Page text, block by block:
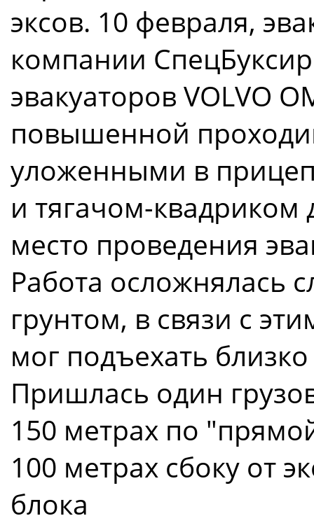
эксов. 10 февраля,
компании СпецБуксир
эвакуаторов VOLVO
повышенной
уложенными в
и тягачом-квадриком
место проведения
Работа осложнялась
грунтом, в связи с
мог подъехать близко
Пришлась один
150 метрах по
100 метрах сбоку от
блока